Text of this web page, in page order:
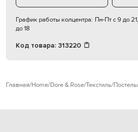
График работы колцентра: Пн-Пт с 9 до
до 18
Код товара: 313220
Главная Home Dore & Rose Текстиль